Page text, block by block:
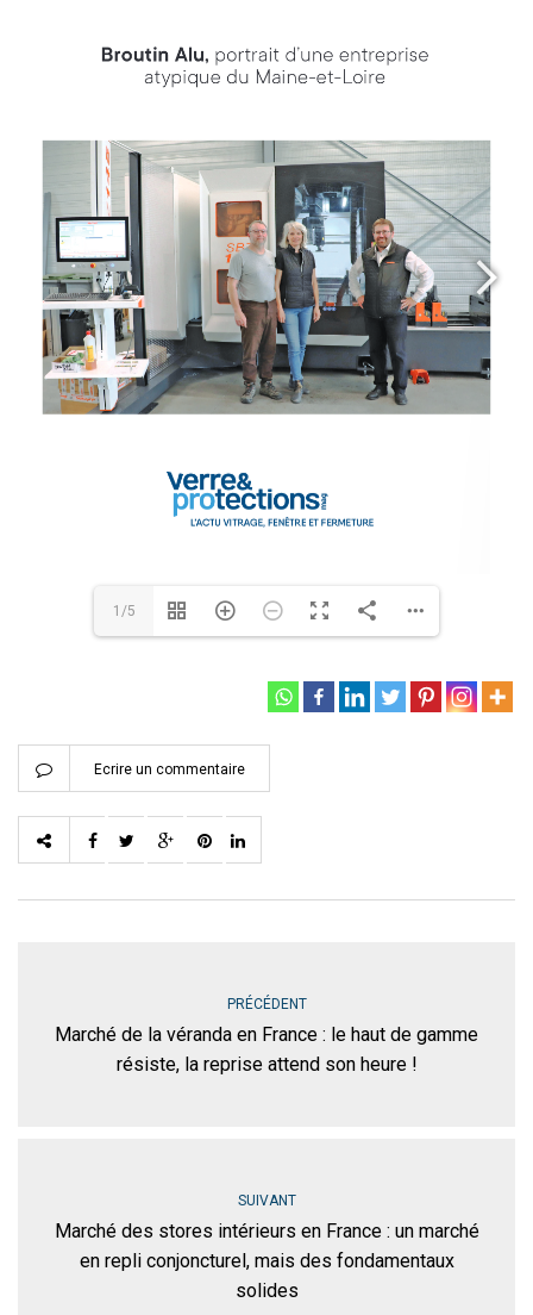
1/5
Ecrire un commentaire
PRÉCÉDENT
Marché de la véranda en France : le haut de gamme
résiste, la reprise attend son heure !
SUIVANT
Marché des stores intérieurs en France : un marché
en repli conjoncturel, mais des fondamentaux
solides